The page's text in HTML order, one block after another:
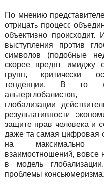
По мнению
отрицать процесс
объективно происходит.
выступления против
символов (подобные
скорее вредят имиджу
групп, критически
тенденции. В то
глобализации
результативности
защите прав человека и
даже та самая цифровая
на максимально
взаимоотношений, вовсе
в модель
проблемы консьюмеризма.